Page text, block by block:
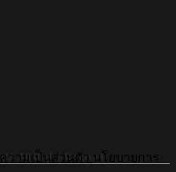
All Rights Reserved.
วามเป็นส่วนตัว นโยบายการ